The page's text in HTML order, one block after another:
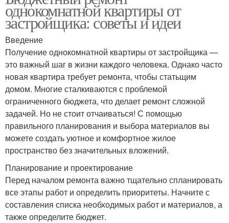
однокомнатной квартиры от
застройщика: советы и идеи
Введение
Получение однокомнатной квартиры от застройщика —
это важный шаг в жизни каждого человека. Однако часто
новая квартира требует ремонта, чтобы статьщим
домом. Многие сталкиваются с проблемой
ограниченного бюджета, что делает ремонт сложной
задачей. Но не стоит отчаиваться! С помощью
правильного планирования и выбора материалов вы
можете создать уютное и комфортное жилое
пространство без значительных вложений.
Планирование и проектирование
Перед началом ремонта важно тщательно спланировать
все этапы работ и определить приоритеты. Начните с
составления списка необходимых работ и материалов, а
также определите бюджет.